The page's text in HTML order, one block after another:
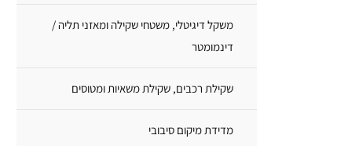
משקל דיגיטלי, משטחי שקילה ומאזני תליה /
דינמומטר
שקילת רכבים, שקילת משאיות ומטוסים
מדידת מיקום סיבובי